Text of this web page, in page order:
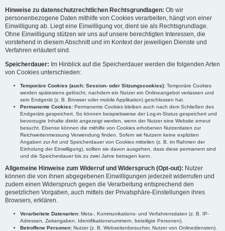
Hinweise zu datenschutzrechtlichen Rechtsgrundlagen: Ob wir
personenbezogene Daten mithilfe von Cookies verarbeiten, hängt von einer
Einwilligung ab. Liegt eine Einwilligung vor, dient sie als Rechtsgrundlage.
Ohne Einwilligung stützen wir uns auf unsere berechtigten Interessen, die
vorstehend in diesem Abschnitt und im Kontext der jeweiligen Dienste und
Verfahren erläutert sind.
Speicherdauer: Im Hinblick auf die Speicherdauer werden die folgenden Arten
von Cookies unterschieden:
Temporäre Cookies (auch: Session- oder Sitzungscookies): Temporäre Cookies
werden spätestens gelöscht, nachdem ein Nutzer ein Onlineangebot verlassen und
sein Endgerät (z. B. Browser oder mobile Applikation) geschlossen hat.
Permanente Cookies: Permanente Cookies bleiben auch nach dem Schließen des
Endgeräts gespeichert. So können beispielsweise der Log-in-Status gespeichert und
bevorzugte Inhalte direkt angezeigt werden, wenn der Nutzer eine Website erneut
besucht. Ebenso können die mithilfe von Cookies erhobenen Nutzerdaten zur
Reichweitenmessung Verwendung finden. Sofern wir Nutzern keine expliziten
Angaben zur Art und Speicherdauer von Cookies mitteilen (z. B. im Rahmen der
Einholung der Einwilligung), sollten sie davon ausgehen, dass diese permanent sind
und die Speicherdauer bis zu zwei Jahre betragen kann.
Allgemeine Hinweise zum Widerruf und Widerspruch (Opt-out): Nutzer
können die von ihnen abgegebenen Einwilligungen jederzeit widerrufen und
zudem einen Widerspruch gegen die Verarbeitung entsprechend den
gesetzlichen Vorgaben, auch mittels der Privatsphäre-Einstellungen ihres
Browsers, erklären.
Verarbeitete Datenarten: Meta-, Kommunikations- und Verfahrensdaten (z. B. IP-
Adressen, Zeitangaben, Identifikationsnummern, beteiligte Personen).
Betroffene Personen: Nutzer (z. B. Webseitenbesucher, Nutzer von Onlinediensten).